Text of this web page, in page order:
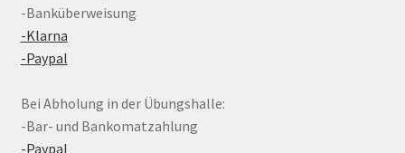
-Banküberweisung
-Klarna
-Paypal
Bei Abholung in der Übungshalle:
-Bar- und Bankomatzahlung
-Paypal